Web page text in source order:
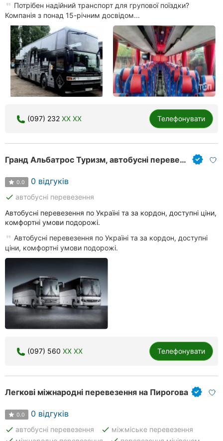
Потрібен надійний транспорт для групової поїздки?
Компанія з понад 15-річним досвідом...
(097) 232 XX XX Телефонувати
Гранд Альбатрос Туризм, автобусні перевезення
0.0 0 відгуків
done автобусні перевезення
Автобусні перевезення по Україні та за кордон, доступні ціни,
комфортні умови подорожі.
Автобусні перевезення по Україні та за кордон, доступні
ціни, комфортні умови подорожі.
(097) 560 XX XX Телефонувати
Легкові міжнародні перевезення на Пирогова
0.0 0 відгуків
done автобусні перевезення done міжміське перевезення